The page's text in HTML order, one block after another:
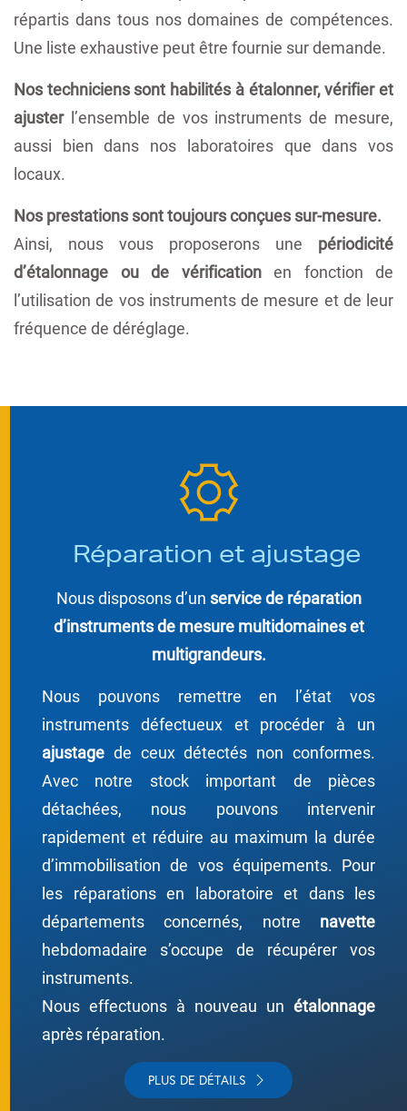
répartis dans tous nos domaines de compétences.
Une liste exhaustive peut être fournie sur demande.
Nos techniciens sont habilités à étalonner, vérifier et
ajusterl’ensemble de vos instruments de mesure,
aussi bien dans nos laboratoires que dans vos
locaux.
Nos prestations sont toujours conçues sur-mesure.
Ainsi, nous vous proposerons une périodicité
d’étalonnage ou de vérificationen fonction de
l’utilisation de vos instruments de mesure et de leur
fréquence de déréglage.
Réparation et ajustage
Nous disposons d’un service de réparation
d’instruments de mesure multidomaines et
multigrandeurs.
Nous pouvons remettre en l’état vos
instruments défectueux et procéder à un
ajustage de ceux détectés non conformes.
Avec notre stock important de pièces
détachées, nous pouvons intervenir
rapidement et réduire au maximum la durée
d’immobilisation de vos équipements. Pour
les réparations en laboratoire et dans les
départements concernés, notre navette
hebdomadaire s’occupe de récupérer vos
instruments.
Nous effectuons à nouveau un étalonnage
après réparation.
PLUS DE DÉTAILS